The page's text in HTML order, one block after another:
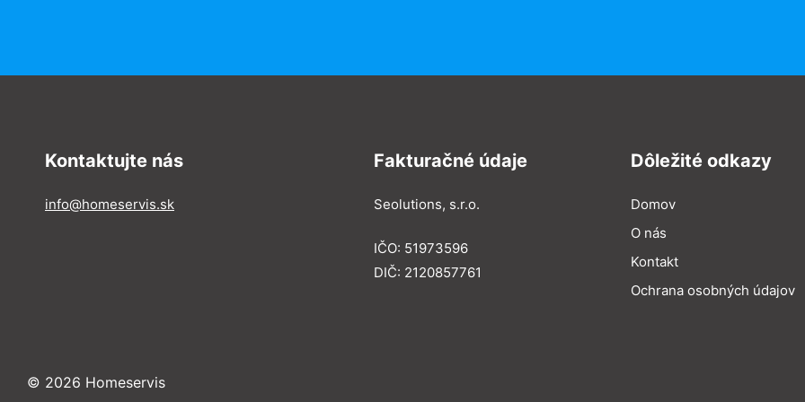
Kontaktujte nás
info@homeservis.sk
Fakturačné údaje
Seolutions, s.r.o.
IČO: 51973596
DIČ: 2120857761
Dôležité odkazy
Domov
O nás
Kontakt
Ochrana osobných údajov
© 2026 Homeservis